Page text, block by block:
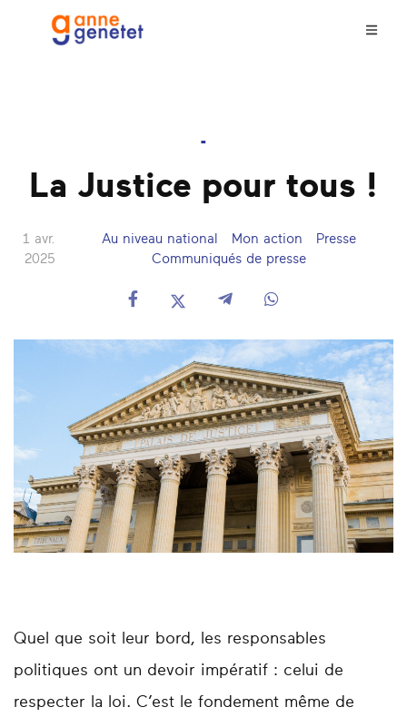
-
La Justice pour tous !
1 avr.
2025
Au niveau national Mon action
Presse
Communiqués de presse
Quel que soit leur bord, les responsables
politiques ont un devoir impératif : celui de
respecter la loi. C’est le fondement même de